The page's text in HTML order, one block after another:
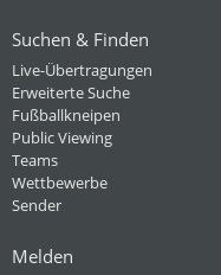
Suchen & Finden
Live-Übertragungen
Erweiterte Suche
Fußballkneipen
Public Viewing
Teams
Wettbewerbe
Sender
Melden